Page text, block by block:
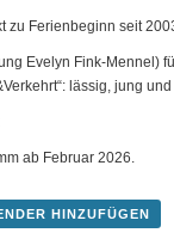
zu Ferienbeginn seit
Evelyn Fink-Mennel)
lässig, jung
ab Februar 2026.
HINZUFÜGEN